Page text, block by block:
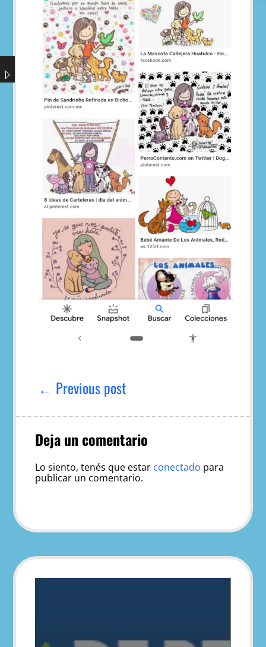
entradas
← Previous post
Deja un comentario
Lo siento, tenés que estar conectado para
publicar un comentario.